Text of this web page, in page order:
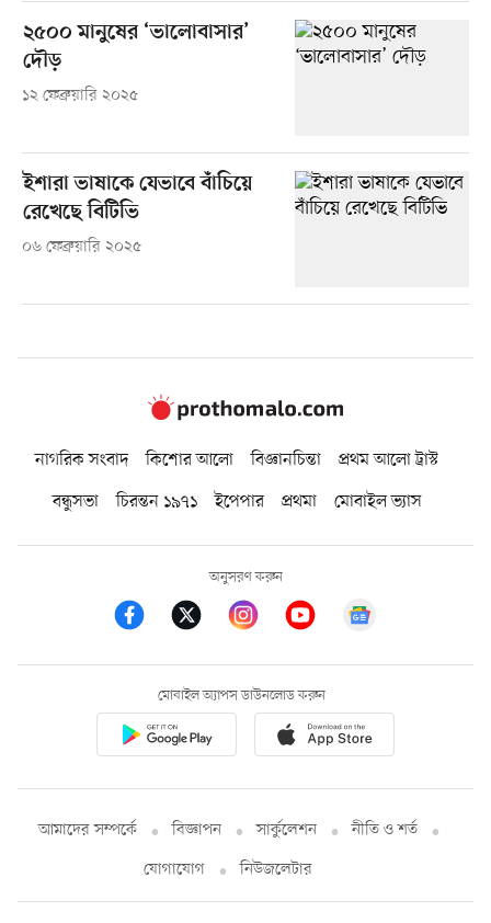
২৫০০ মানুষের ‘ভালোবাসার’
দৌড়
১২ ফেব্রুয়ারি ২০২৫
ইশারা ভাষাকে যেভাবে বাঁচিয়ে
রেখেছে বিটিভি
০৬ ফেব্রুয়ারি ২০২৫
নাগরিক সংবাদ কিশোর আলো বিজ্ঞানচিন্তা
প্রথম আলো ট্রাস্ট
বন্ধুসভা
চিরন্তন ১৯৭১ ইপেপার প্রথমা মোবাইল ভ্যাস
অনুসরণ করুন
মোবাইল অ্যাপস ডাউনলোড করুন
আমাদের সম্পর্কে বিজ্ঞাপন সার্কুলেশন
নীতি ও শর্ত
যোগাযোগ
নিউজলেটার